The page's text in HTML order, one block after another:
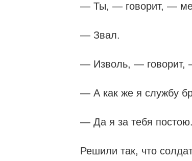
— Ты, — говорит, —
— Звал.
— Изволь, — говорит,
— А как же я службу
— Да я за тебя постою.
Решили так, что